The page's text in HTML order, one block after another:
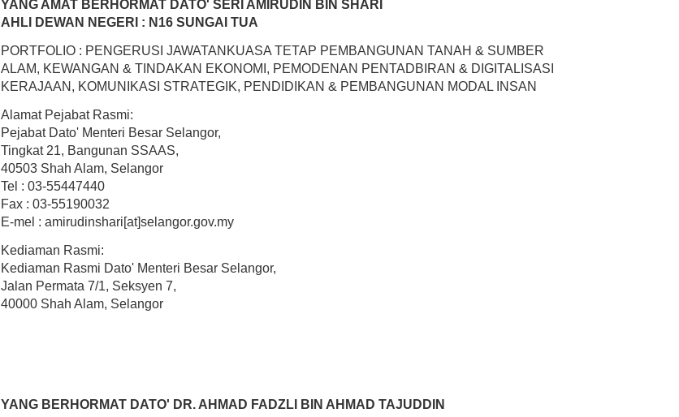
YANG AMAT BERHORMAT DATO' SERI AMIRUDIN BIN SHARI
AHLI DEWAN NEGERI : N16 SUNGAI TUA
PORTFOLIO : PENGERUSI JAWATANKUASA TETAP PEMBANGUNAN TANAH & SUMBER
ALAM, KEWANGAN & TINDAKAN EKONOMI, PEMODENAN PENTADBIRAN & DIGITALISASI
KERAJAAN, KOMUNIKASI STRATEGIK, PENDIDIKAN & PEMBANGUNAN MODAL INSAN
Alamat Pejabat Rasmi:
Pejabat Dato' Menteri Besar Selangor,
Tingkat 21, Bangunan SSAAS,
40503 Shah Alam, Selangor
Tel : 03-55447440
Fax : 03-55190032
E-mel : amirudinshari[at]selangor.gov.my
Kediaman Rasmi:
Kediaman Rasmi Dato' Menteri Besar Selangor,
Jalan Permata 7/1, Seksyen 7,
40000 Shah Alam, Selangor
YANG BERHORMAT DATO' DR. AHMAD FADZLI BIN AHMAD TAJUDDIN